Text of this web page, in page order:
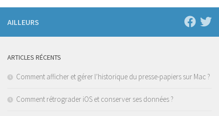
AILLEURS
ARTICLES RÉCENTS
Comment afficher et gérer l’historique du presse-papiers sur Mac ?
Comment rétrograder iOS et conserver ses données ?